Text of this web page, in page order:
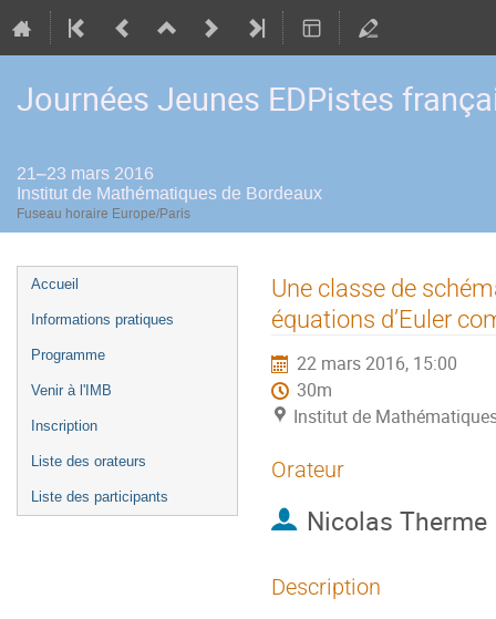
Journées Jeunes EDPistes
21–23 mars 2016
Institut de Mathématiques de Bordeaux
Fuseau horaire Europe/Paris
Menu
de
Accueil
Informations pratiques
Programme
Venir à l'IMB
Inscription
Liste des orateurs
Liste des participants
Une classe de
équations d’Euler
22 mars 2016, 15:00
30m
Institut de
Orateur
Nicolas Therme
Description